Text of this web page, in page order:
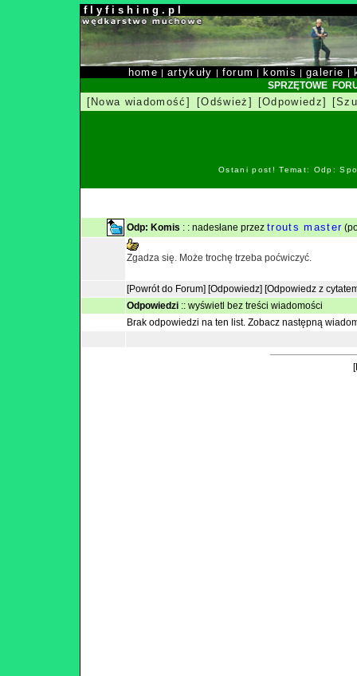
f l y f i s h i n g . p l
home |artykuły | forum | komis |galerie |
SPRZĘTOWE
[Nowa wiadomość] [Odśwież] [Odpowiedz]
Ostani post! Temat: Odp:
Odp: Komis : : nadesłane przez trouts master
Zgadza się. Może trochę trzeba poćwiczyć.
[Powrót do Forum] [Odpowiedz] [Odpowiedz z
Odpowiedzi :: wyświetl bez treści wiadomości
Brak odpowiedzi na ten list. Zobacz następną